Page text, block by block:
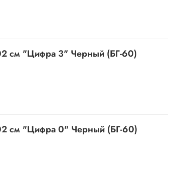
см "Цифра 3" Черный (БГ-60)
см "Цифра 0" Черный (БГ-60)